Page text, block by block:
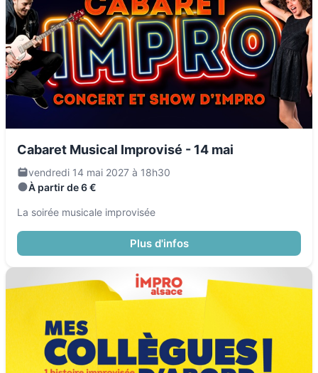
Cabaret Musical Improvisé - 14 mai
vendredi 14 mai 2027 à 18h30
À partir de 6 €
La soirée musicale improvisée
Plus d'infos